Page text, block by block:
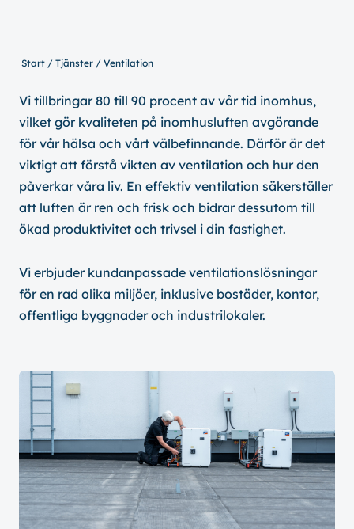
Start Tjänster Ventilation
Vi tillbringar 80 till 90 procent av vår tid inomhus,
vilket gör kvaliteten på inomhusluften avgörande
för vår hälsa och vårt välbefinnande. Därför är det
viktigt att förstå vikten av ventilation och hur den
påverkar våra liv. En effektiv ventilation säkerställer
att luften är ren och frisk och bidrar dessutom till
ökad produktivitet och trivsel i din fastighet.
Vi erbjuder kundanpassade ventilationslösningar
för en rad olika miljöer, inklusive bostäder, kontor,
offentliga byggnader och industrilokaler.